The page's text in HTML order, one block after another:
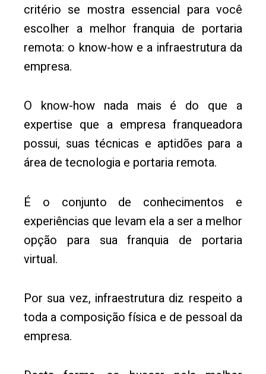
critério se mostra essencial para você
escolher a melhor franquia de portaria
remota: o know-how e a infraestrutura da
empresa.
O know-how nada mais é do que a
expertise que a empresa franqueadora
possui, suas técnicas e aptidões para a
área de tecnologia e portaria remota.
É o conjunto de conhecimentos e
experiências que levam ela a ser a melhor
opção para sua franquia de portaria
virtual.
Por sua vez, infraestrutura diz respeito a
toda a composição física e de pessoal da
empresa.